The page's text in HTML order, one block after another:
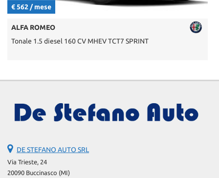
€ 562 / mese
ALFA ROMEO
Tonale 1.5 diesel 160 CV MHEV TCT7 SPRINT
DE STEFANO AUTO SRL
Via Trieste, 24
20090 Buccinasco (MI)